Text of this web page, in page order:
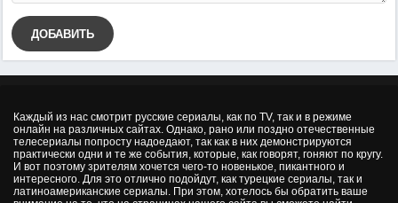
ДОБАВИТЬ
Каждый из нас смотрит русские сериалы, как по TV, так и в режиме
онлайн на различных сайтах. Однако, рано или поздно отечественные
телесериалы попросту надоедают, так как в них демонстрируются
практически одни и те же события, которые, как говорят, гоняют по кругу.
И вот поэтому зрителям хочется чего-то новенькое, пикантного и
интересного. Для это отлично подойдут, как турецкие сериалы, так и
латиноамериканские сериалы. При этом, хотелось бы обратить ваше